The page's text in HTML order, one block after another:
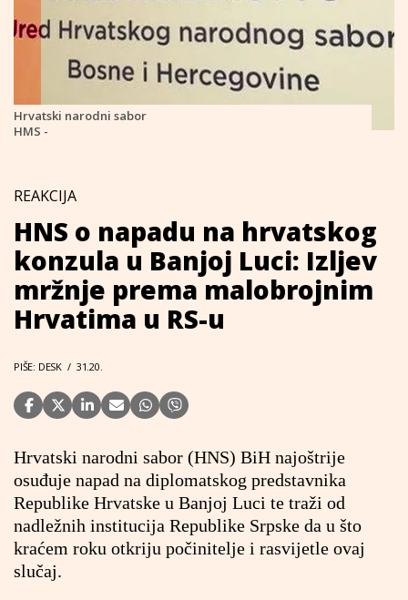
Hrvatski narodni sabor
HMS -
REAKCIJA
HNS o napadu na hrvatskog
konzula u Banjoj Luci: Izljev
mržnje prema malobrojnim
Hrvatima u RS-u
PIŠE: DESK / 31.20.
Hrvatski narodni sabor (HNS) BiH najoštrije
osuđuje napad na diplomatskog predstavnika
Republike Hrvatske u Banjoj Luci te traži od
nadležnih institucija Republike Srpske da u što
kraćem roku otkriju počinitelje i rasvijetle ovaj
slučaj.